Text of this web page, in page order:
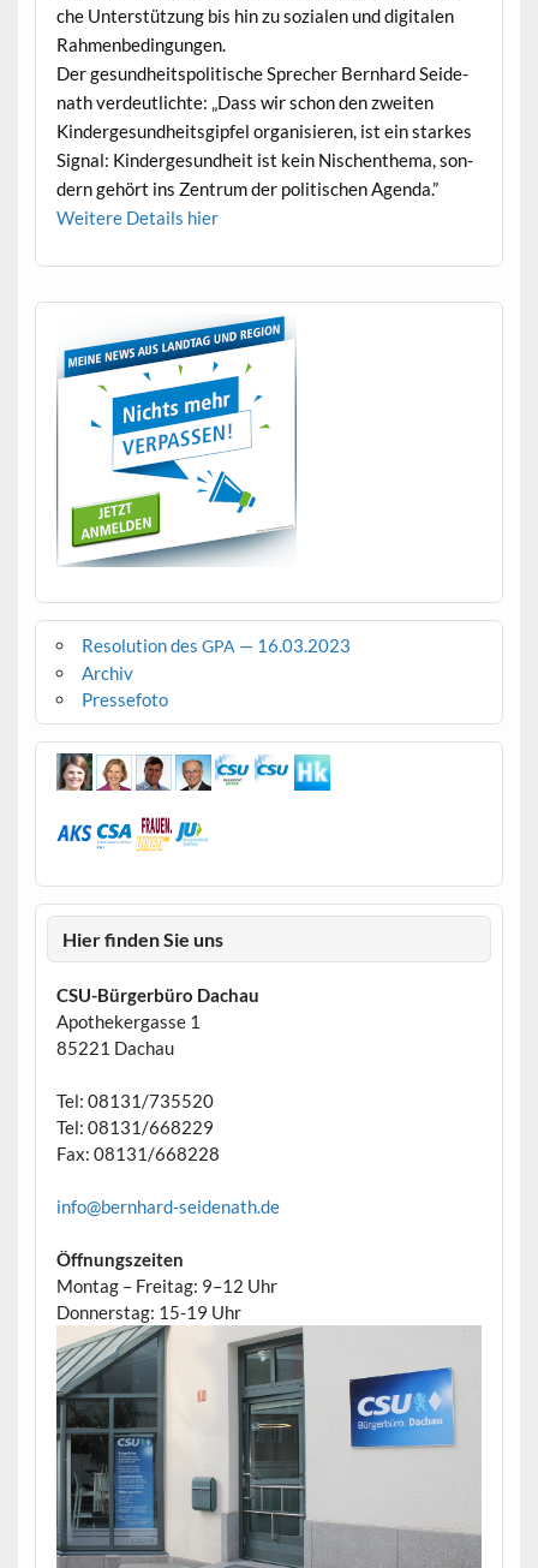
che Unter­stützung bis hin zu sozialen und dig­i­tal­en
Rahmenbedingungen.
Der gesund­heit­spoli­tis­che Sprech­er Bern­hard Sei­de­
nath verdeut­lichte: „Dass wir schon den zweit­en
Kinderge­sund­heits­gipfel organ­isieren, ist ein starkes
Sig­nal: Kinderge­sund­heit ist kein Nis­chen­the­ma, son­
dern gehört ins Zen­trum der poli­tis­chen Agenda.”
Weit­ere Details hier
Resolution des GPA — 16.03.2023
Archiv
Pressefoto
Hier finden Sie uns
CSU-Bürgerbüro Dachau
Apothekergasse 1
85221 Dachau
Tel: 08131/735520
Tel: 08131/668229
Fax: 08131/668228
info@bernhard-seidenath.de
Öffnungszeiten
Montag – Freitag: 9–12 Uhr
Donnerstag: 15-19 Uhr